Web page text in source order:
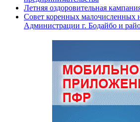
Летняя оздоровительная
Совет коренных малочисленных
Администрации г. Бодайбо и